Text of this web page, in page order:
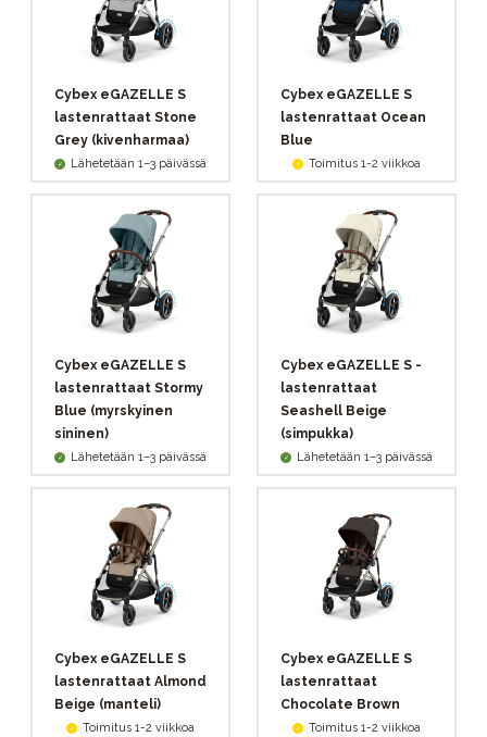
Cybex eGAZELLE S
lastenrattaat Stone
Grey (kivenharmaa)
Lähetetään 1–3 päivässä
Cybex eGAZELLE S
lastenrattaat Ocean
Blue
Toimitus 1-2 viikkoa
Cybex eGAZELLE S
lastenrattaat Stormy
Blue (myrskyinen
sininen)
Lähetetään 1–3 päivässä
Cybex eGAZELLE S -
lastenrattaat
Seashell Beige
(simpukka)
Lähetetään 1–3 päivässä
Cybex eGAZELLE S
lastenrattaat Almond
Beige (manteli)
Toimitus 1-2 viikkoa
Cybex eGAZELLE S
lastenrattaat
Chocolate Brown
Toimitus 1-2 viikkoa